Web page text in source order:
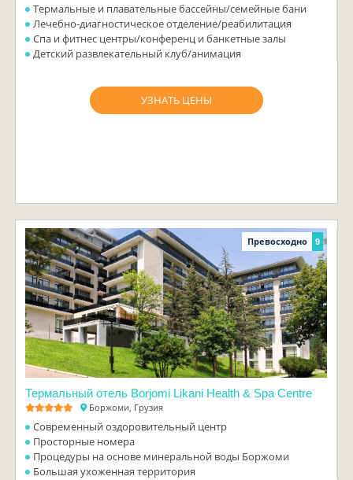
Термальные и плавательные бассейны/семейные бани
Лечебно-диагностическое отделение/реабилитация
Спа и фитнес центры/конференц и банкетные залы
Детский развлекательный клуб/анимация
УЗНАТЬ ЦЕНЫ
Превосходно 9
Термальный отель Borjomi Likani Health & Spa Centre
Боржоми, Грузия
Современный оздоровительный центр
Просторные номера
Процедуры на основе минеральной воды Боржоми
Большая ухоженная территория